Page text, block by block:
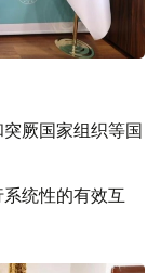
厥国家组织等国
统性的有效互